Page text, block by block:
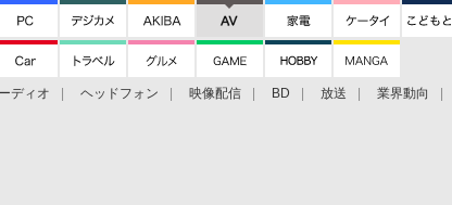
ディオ ヘッドフォン 映像配信 BD 放送 業界動向